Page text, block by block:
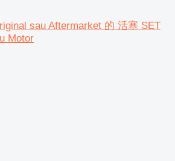
sau Aftermarket 的 活塞 SET
Motor